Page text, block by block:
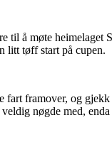
til å møte heimelaget
litt tøff start på cupen.
fart framover, og
nøgde med, enda